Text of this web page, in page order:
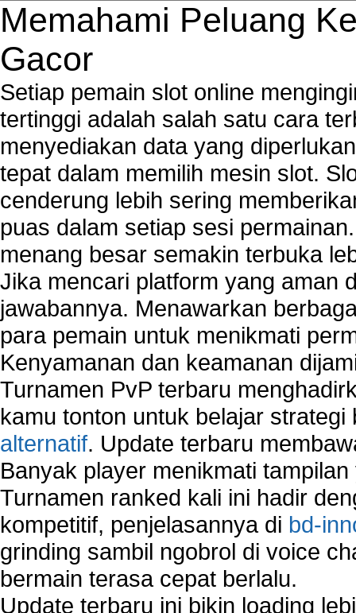
Memahami Peluang
Gacor
Setiap pemain slot online
tertinggi adalah salah satu cara
menyediakan data yang
tepat dalam memilih mesin slot.
cenderung lebih sering
puas dalam setiap sesi
menang besar semakin terbuka
Jika mencari platform yang aman
jawabannya. Menawarkan
para pemain untuk menikmati
Kenyamanan dan keamanan
Turnamen PvP terbaru
kamu tonton untuk belajar
alternatif. Update terbaru
Banyak player menikmati
Turnamen ranked kali ini hadir
kompetitif, penjelasannya di bd-
grinding sambil ngobrol di voice
bermain terasa cepat berlalu.
Update terbaru ini bikin loading